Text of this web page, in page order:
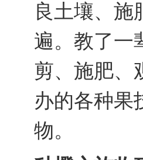
良土壤、施
遍。教了一
剪、施肥、
办的各种果
物。